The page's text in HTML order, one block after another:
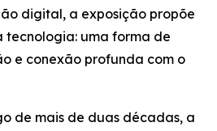
digital, a exposição propõe
uma forma de
e conexão profunda com o
de mais de duas décadas, a